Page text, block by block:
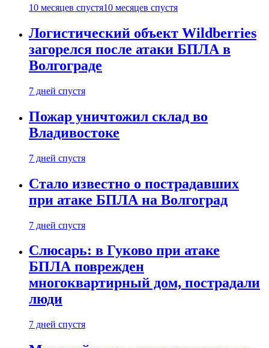
10 месяцев спустя10 месяцев спустя
Логистический объект Wildberries
загорелся после атаки БПЛА в
Волгограде
7 дней спустя
Пожар уничтожил склад во
Владивостоке
7 дней спустя
Стало известно о пострадавших
при атаке БПЛА на Волгоград
7 дней спустя
Слюсарь: в Гуково при атаке
БПЛА поврежден
многоквартирный дом, пострадали
люди
7 дней спустя